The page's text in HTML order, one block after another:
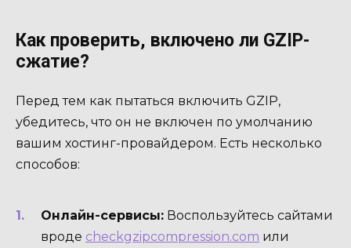
Как проверить, включено ли GZIP-
сжатие?
Перед тем как пытаться включить GZIP,
убедитесь, что он не включен по умолчанию
вашим хостинг-провайдером. Есть несколько
способов:
Онлайн-сервисы: Воспользуйтесь сайтами
вроде checkgzipcompression.com или